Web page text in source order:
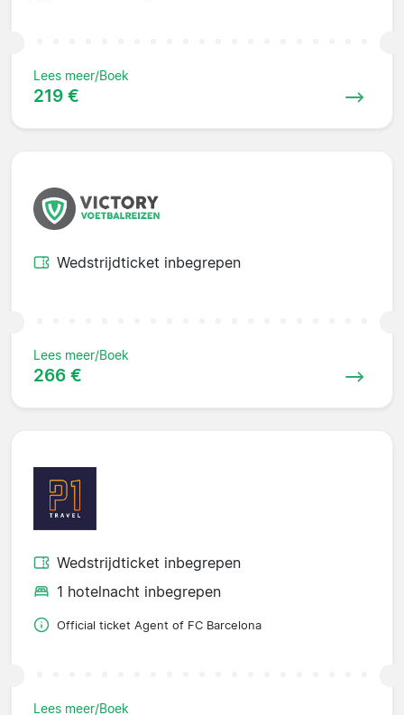
Lees meer/Boek
219 €
Wedstrijdticket inbegrepen
Lees meer/Boek
266 €
Wedstrijdticket inbegrepen
1 hotelnacht inbegrepen
Official ticket Agent of FC Barcelona
Lees meer/Boek